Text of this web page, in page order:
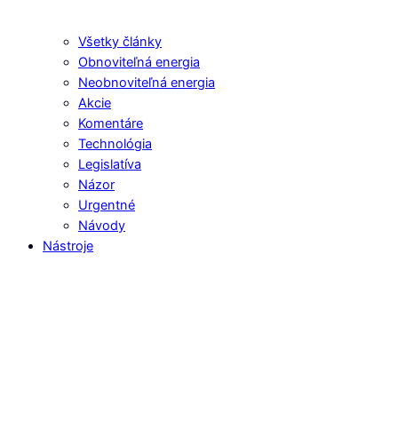
Všetky články
Obnoviteľná energia
Neobnoviteľná energia
Akcie
Komentáre
Technológia
Legislatíva
Názor
Urgentné
Návody
Nástroje